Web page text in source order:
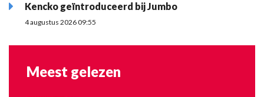
Kencko geïntroduceerd bij Jumbo
4 augustus 2026 09:55
Meest gelezen